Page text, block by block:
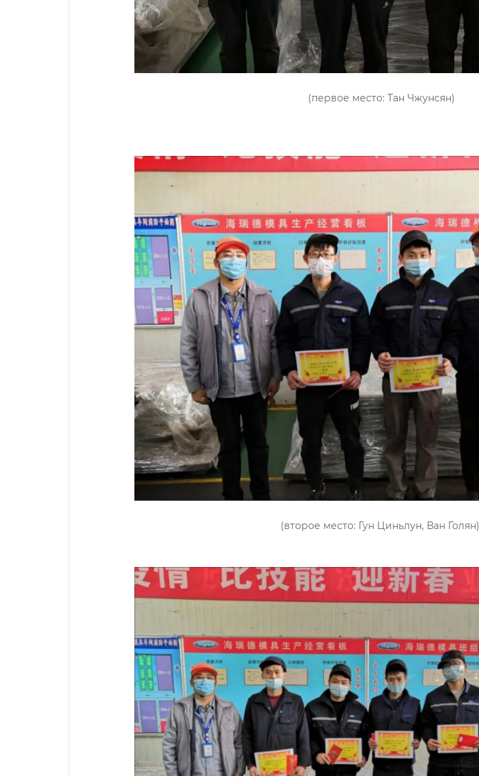
(первое место: Тан Чжунсян)
(второе место: Гун Циньлун, Ван Голян)